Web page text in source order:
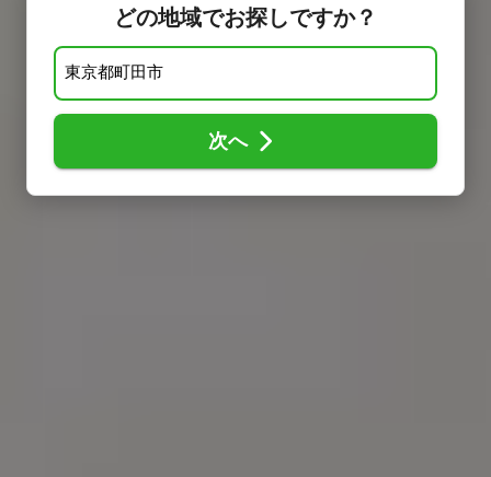
どの地域でお探しですか？
次へ